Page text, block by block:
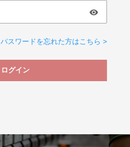
パスワードを忘れた方はこちら >
ログイン